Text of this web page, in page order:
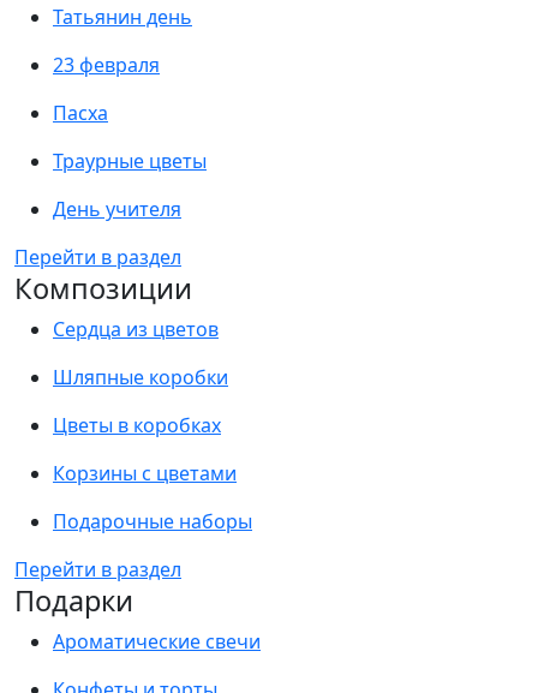
Татьянин день
23 февраля
Пасха
Траурные цветы
День учителя
Перейти в раздел
Композиции
Сердца из цветов
Шляпные коробки
Цветы в коробках
Корзины с цветами
Подарочные наборы
Перейти в раздел
Подарки
Ароматические свечи